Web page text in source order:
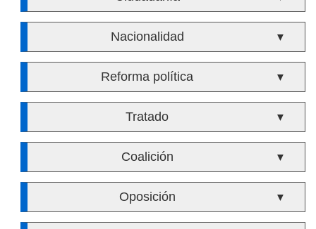
Nacionalidad ▼
Reforma política ▼
Tratado ▼
Coalición ▼
Oposición ▼